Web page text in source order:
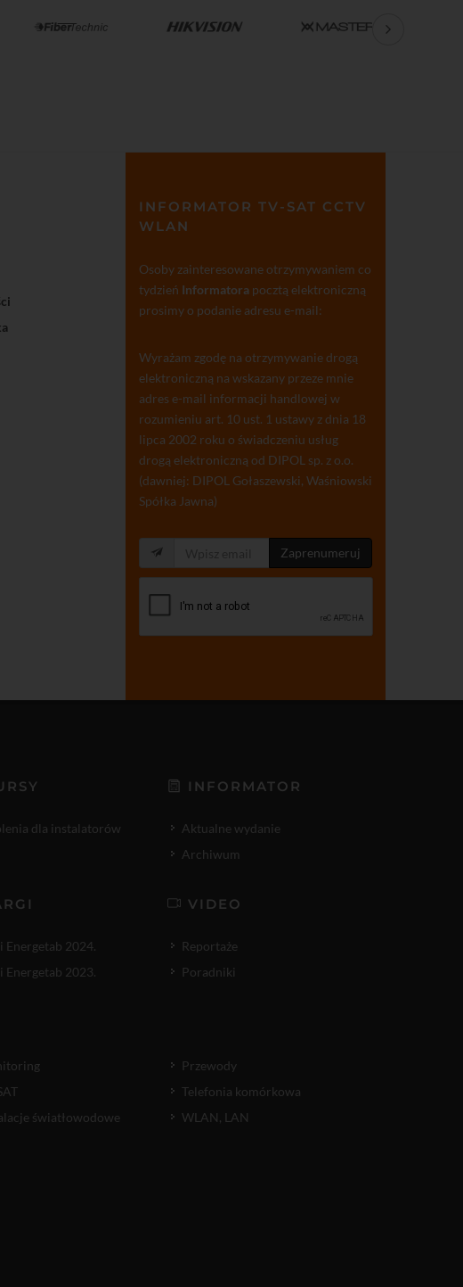
INFORMATOR TV-SAT CCTV
WLAN
Osoby zainteresowane otrzymywaniem co
tydzień Informatorapocztą elektroniczną
prosimy o podanie adresu e-mail:
Wyrażam zgodę na otrzymywanie drogą
elektroniczną na wskazany przeze mnie
adres e-mail informacji handlowej w
rozumieniu art. 10 ust. 1 ustawy z dnia 18
lipca 2002 roku o świadczeniu usług
drogą elektroniczną od DIPOL sp. z o.o.
(dawniej: DIPOL Gołaszewski, Waśniowski
Spółka Jawna)
Zaprenumeruj
dla instalatorów
Energetab 2024.
Energetab 2023.
INFORMATOR
Aktualne wydanie
Archiwum
VIDEO
Reportaże
Poradniki
światłowodowe
Przewody
Telefonia komórkowa
WLAN, LAN